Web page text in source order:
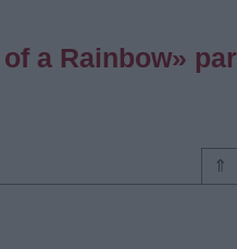
a Rainbow» par
⇑